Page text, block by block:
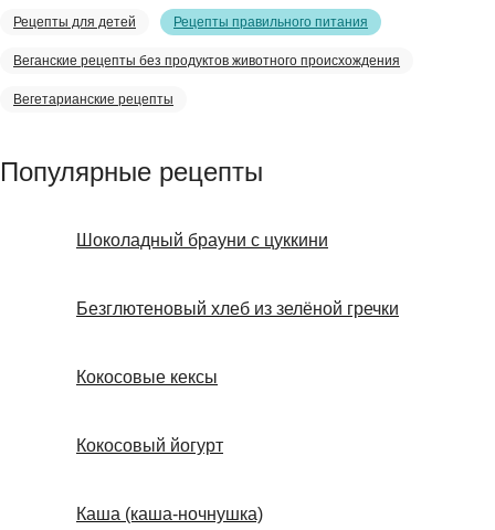
Рецепты для детей Рецепты правильного питания
Веганские рецепты без продуктов животного происхождения
Вегетарианские рецепты
Популярные рецепты
Шоколадный брауни с цуккини
Безглютеновый хлеб из зелёной гречки
Кокосовые кексы
Кокосовый йогурт
Каша (каша-ночнушка)